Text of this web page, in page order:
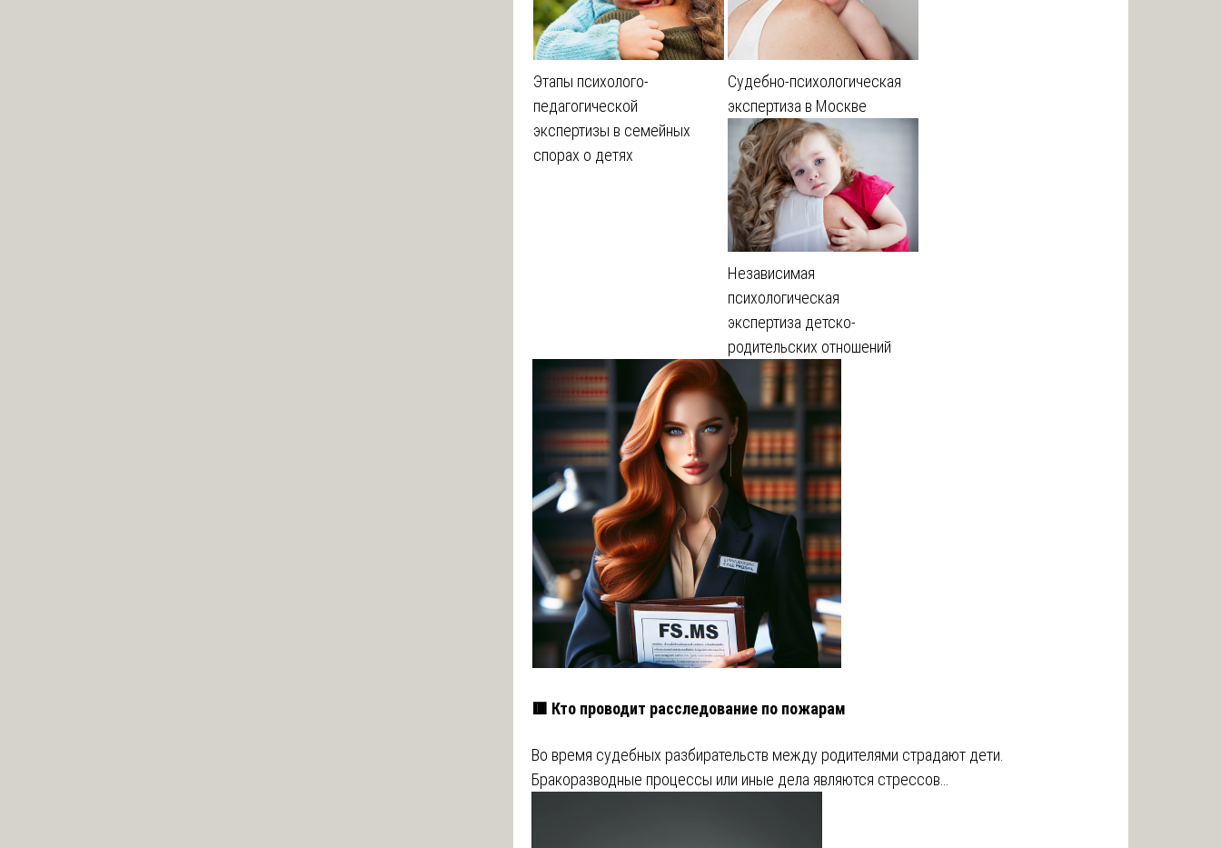
Этапы психолого-
педагогической
экспертизы в семейных
спорах о детях
Судебно-психологическая
экспертиза в Москве
Независимая
психологическая
экспертиза детско-
родительских отношений
🟥 Кто проводит расследование по пожарам
Во время судебных разбирательств между родителями страдают дети.
Бракоразводные процессы или иные дела являются стрессов…